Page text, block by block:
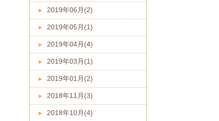
2019年06月(2)
2019年05月(1)
2019年04月(4)
2019年03月(1)
2019年01月(2)
2018年11月(3)
2018年10月(4)